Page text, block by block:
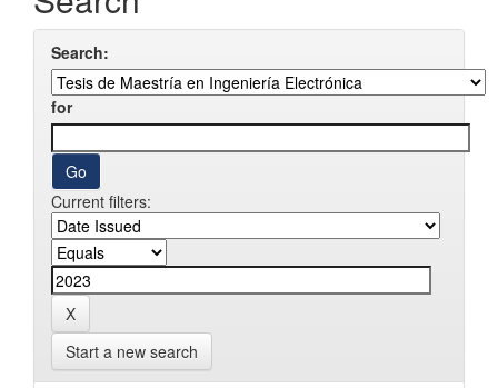
Search:
for
Current filters:
Start a new search